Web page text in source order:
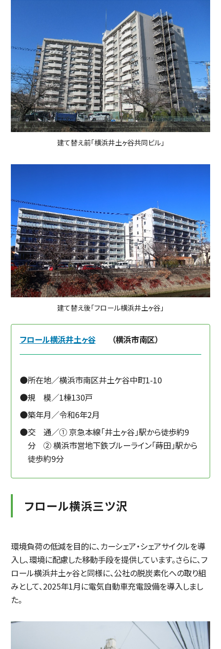
建て替え前「横浜井土ヶ谷共同ビル」
建て替え後「フロール横浜井土ヶ谷」
フロール横浜井土ヶ谷 （横浜市南区）
所在地／横浜市南区井土ケ谷中町1-10
規 模／1棟130戸
築年月／令和6年2月
交 通／① 京急本線「井土ヶ谷」駅から徒歩約9
分 ② 横浜市営地下鉄ブルーライン「蒔田」駅から
徒歩約9分
フロール横浜三ツ沢
環境負荷の低減を目的に、カーシェア・シェアサイクルを導
入し、環境に配慮した移動手段を提供しています。さらに、フ
ロール横浜井土ヶ谷と同様に、公社の脱炭素化への取り組
みとして、2025年1月に電気自動車充電設備を導入しまし
た。